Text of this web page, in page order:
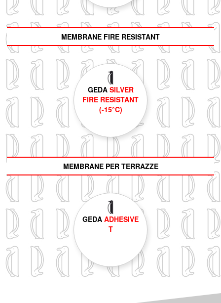
MEMBRANE FIRE RESISTANT
GEDASILVER
FIRE RESISTANT
(-15°C)
MEMBRANE PER TERRAZZE
GEDA ADHESIVE
T